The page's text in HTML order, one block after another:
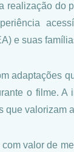
realização do
e suas
adaptações
o filme.
que valorizam
valor de